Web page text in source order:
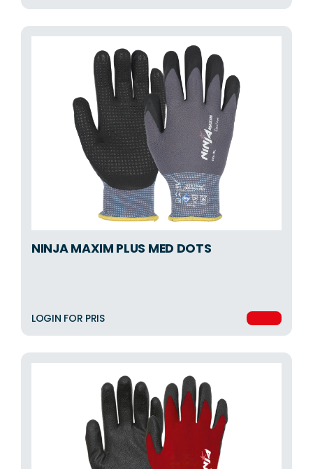
NINJA MAXIM PLUS MED DOTS
LOGIN FOR PRIS